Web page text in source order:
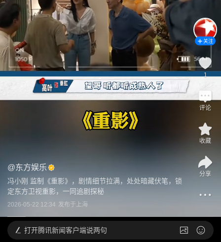
@东方娱乐
冯小刚 监制《重影》，剧情细节拉满，处处暗藏伏笔，锁
定东方卫视重影，一同追剧探秘
2026-05-22 12:34 发布于上海
关注
1
评论
收藏
分享
打开腾讯新闻客户端说两句